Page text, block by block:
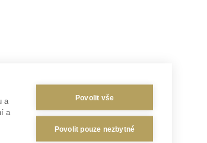
a
a
Povolit vše
Povolit pouze nezbytné